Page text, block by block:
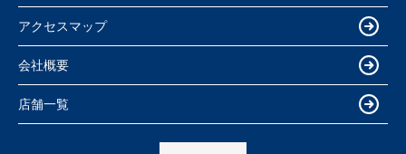
アクセスマップ
会社概要
店舗一覧